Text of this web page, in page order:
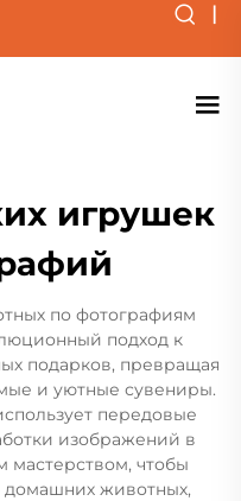
|
игрушек
по фотографиям
подход к
подарков, превращая
и уютные сувениры.
передовые
изображений в
мастерством, чтобы
животных,